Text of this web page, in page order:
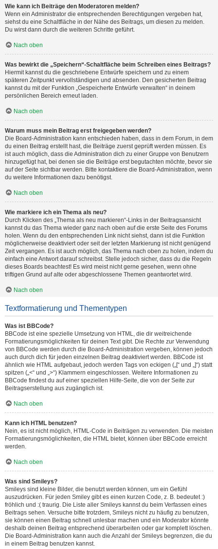
Wie kann ich Beiträge den Moderatoren melden?
Wenn ein Administrator die entsprechenden Berechtigungen vergeben hat,
siehst du eine Schaltfläche in der Nähe des Beitrags, um diesen zu melden.
Du wirst dann durch die weiteren Schritte geführt.
Nach oben
Was bewirkt die „Speichern“-Schaltfläche beim Schreiben eines Beitrags?
Hiermit kannst du die geschriebene Entwürfe speichern und zu einem
späteren Zeitpunkt vervollständigen und absenden. Den gesicherten Beitrag
kannst du mit der Funktion „Gespeicherte Entwürfe verwalten“ in deinem
persönlichen Bereich erneut laden.
Nach oben
Warum muss mein Beitrag erst freigegeben werden?
Die Board-Administration kann entschieden haben, dass in dem Forum, in dem
du einen Beitrag erstellt hast, die Beiträge zuerst geprüft werden müssen. Es
ist auch möglich, dass die Administration dich zu einer Gruppe von Benutzern
hinzugefügt hat, bei denen sie die Beiträge erst begutachten möchte, bevor sie
auf der Seite sichtbar werden. Bitte kontaktiere die Board-Administration, wenn
du weitere Informationen dazu benötigst.
Nach oben
Wie markiere ich ein Thema als neu?
Durch Klicken des „Thema als neu markieren“-Links in der Beitragsansicht
kannst du das Thema wieder ganz nach oben auf die erste Seite des Forums
holen. Wenn du den entsprechenden Link nicht siehst, dann ist die Funktion
möglicherweise deaktiviert oder seit der letzten Markierung ist nicht genügend
Zeit vergangen. Es ist auch möglich, das Thema nach oben zu holen, indem du
einfach eine Antwort darauf schreibst. Stelle jedoch sicher, dass du die Regeln
dieses Boards beachtest! Es wird meist nicht gerne gesehen, wenn ohne
triftigen Grund auf alte oder abgeschlossene Themen geantwortet wird.
Nach oben
Textformatierung und Thementypen
Was ist BBCode?
BBCode ist eine spezielle Umsetzung von HTML, die dir weitreichende
Formatierungsmöglichkeiten für deinen Text gibt. Die Rechte zur Verwendung
von BBCode werden durch die Board-Administration vergeben, können jedoch
auch durch dich für jeden einzelnen Beitrag deaktiviert werden. BBCode ist
ähnlich wie HTML aufgebaut, jedoch werden Tags von eckigen („[“ und „]“) statt
spitzen („<“ und „>“) Klammern eingeschlossen. Weitere Informationen zu
BBCode findest du auf einer speziellen Hilfe-Seite, die von der Seite zur
Beitragserstellung aus zugänglich ist.
Nach oben
Kann ich HTML benutzen?
Nein, es ist nicht möglich, HTML-Code in Beiträgen zu verwenden. Die meisten
Formatierungsmöglichkeiten, die HTML bietet, können über BBCode erreicht
werden.
Nach oben
Was sind Smileys?
Smileys sind kleine Bilder, die benutzt werden können, um ein Gefühl
auszudrücken. Für jeden Smiley gibt es einen kurzen Code, z. B. bedeutet :)
fröhlich und :( traurig. Die Liste aller Smileys kannst du beim Verfassen eines
Beitrags sehen. Versuche bitte trotzdem, Smileys nicht zu häufig zu benutzen,
sie können einen Beitrag schnell unlesbar machen und ein Moderator könnte
deshalb deinen Beitrag entsprechend überarbeiten oder gar komplett löschen.
Die Board-Administration kann auch die Anzahl der Smileys begrenzen, die du
in einem Beitrag benutzen kannst.